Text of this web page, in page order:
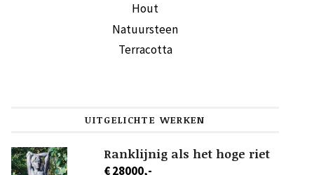
Hout
Natuursteen
Terracotta
UITGELICHTE WERKEN
Ranklijnig als het hoge riet
€ 28000,-